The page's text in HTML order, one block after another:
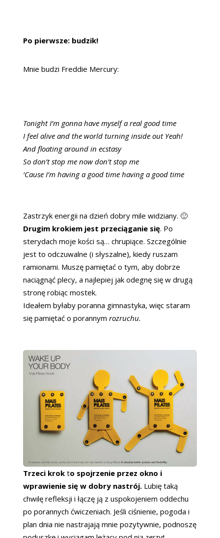
Po pierwsze: budzik!
Mnie budzi Freddie Mercury:
Tonight I’m gonna have myself a real good time
I feel alive and the world turning inside out Yeah!
And floating around in ecstasy
So don’t stop me now don’t stop me
‘Cause I’m having a good time having a good time
Zastrzyk energii na dzień dobry mile widziany. 🙂
Drugim krokiem jest przeciąganie się. Po
sterydach moje kości są… chrupiące. Szczególnie
jest to odczuwalne (i słyszalne), kiedy ruszam
ramionami. Muszę pamiętać o tym, aby dobrze
naciągnąć plecy, a najlepiej jak odegnę się w drugą
stronę robiąc mostek.
Ideałem byłaby poranna gimnastyka, więc staram
się pamiętać o porannym rozruchu.
Trzeci krok to spojrzenie przez okno i
wprawienie się w dobry nastrój. Lubię taką
chwilę refleksji i łączę ją z uspokojeniem oddechu
po porannych ćwiczeniach. Jeśli ciśnienie, pogoda i
plan dnia nie nastrajają mnie pozytywnie, podnoszę